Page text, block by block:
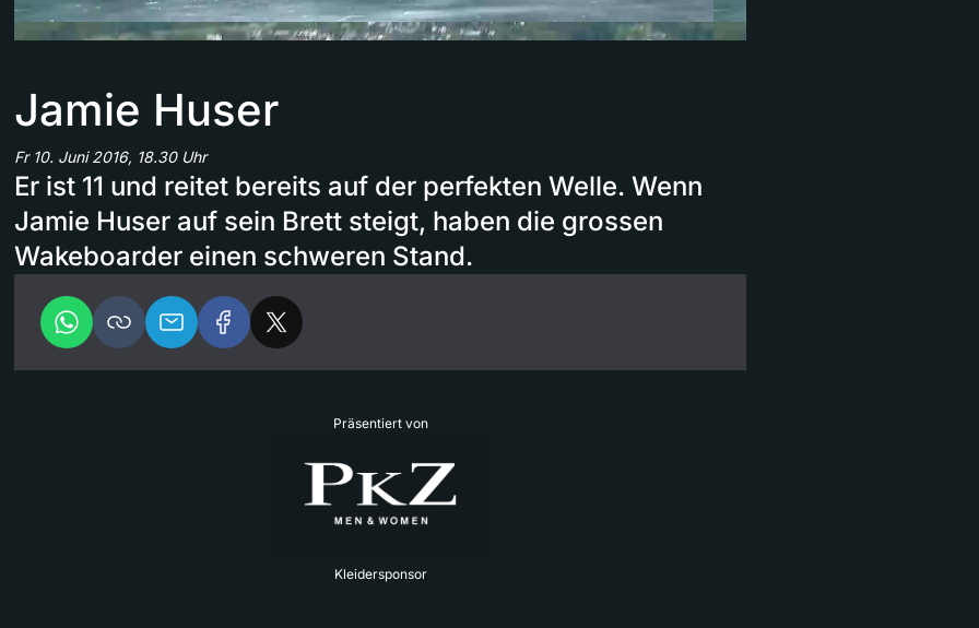
Jamie Huser
Fr 10. Juni 2016, 18.30 Uhr
Er ist 11 und reitet bereits auf der perfekten Welle. Wenn
Jamie Huser auf sein Brett steigt, haben die grossen
Wakeboarder einen schweren Stand.
Präsentiert von
Kleidersponsor